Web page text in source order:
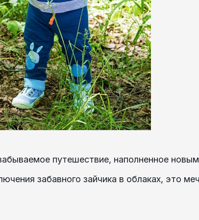
путешествие, наполненное
забавного зайчика в облаках, это